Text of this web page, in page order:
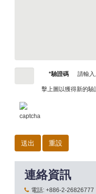
*驗證碼 請輸
擊上圖以獲得新的驗
連絡資訊
電話: +886-2-26826777